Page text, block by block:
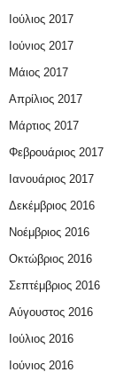
Ιούλιος 2017
Ιούνιος 2017
Μάιος 2017
Απρίλιος 2017
Μάρτιος 2017
Φεβρουάριος 2017
Ιανουάριος 2017
Δεκέμβριος 2016
Νοέμβριος 2016
Οκτώβριος 2016
Σεπτέμβριος 2016
Αύγουστος 2016
Ιούλιος 2016
Ιούνιος 2016